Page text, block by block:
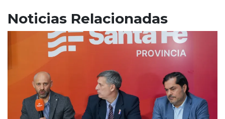
Noticias Relacionadas